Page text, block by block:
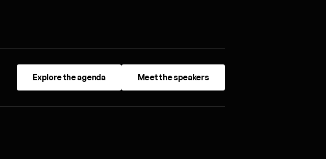
Explore the agenda Meet the speakers